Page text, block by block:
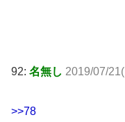
92: 名無し 2019/07/
>>78